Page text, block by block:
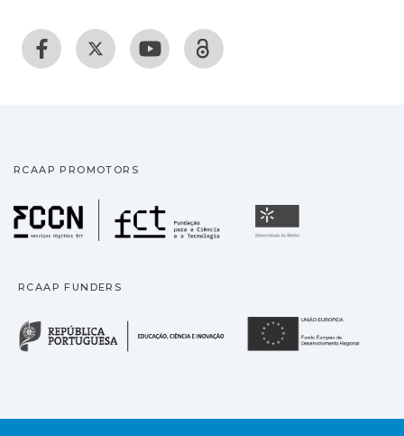
RCAAP PROMOTORS
Fundação para a
RCAAP FUNDERS
República Portuguesa